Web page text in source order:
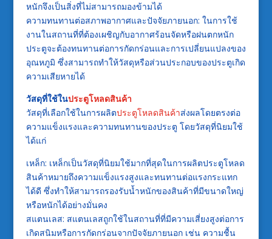
หนักจึงเป็นสิ่งที่ไม่สามารถมองข้ามได้
ความทนทานต่อสภาพอากาศและปัจจัยภายนอก: ในการใช้
งานในสถานที่ที่ต้องเผชิญกับอากาศร้อนจัดหรือฝนตกหนัก
ประตูจะต้องทนทานต่อการกัดกร่อนและการเปลี่ยนแปลงของ
อุณหภูมิ ซึ่งสามารถทำให้วัสดุหรือส่วนประกอบของประตูเกิด
ความเสียหายได้
วัสดุที่ใช้ในประตูโหลดสินค้า
วัสดุที่เลือกใช้ในการผลิตประตูโหลดสินค้าส่งผลโดยตรงต่อ
ความแข็งแรงและความทนทานของประตู โดยวัสดุที่นิยมใช้
ได้แก่
เหล็ก: เหล็กเป็นวัสดุที่นิยมใช้มากที่สุดในการผลิตประตูโหลด
สินค้าหมายถึงความแข็งแรงสูงและทนทานต่อแรงกระแทก
ได้ดี ซึ่งทำให้สามารถรองรับน้ำหนักของสินค้าที่มีขนาดใหญ่
หรือหนักได้อย่างมั่นคง
สแตนเลส: สแตนเลสถูกใช้ในสถานที่ที่มีความเสี่ยงสูงต่อการ
เกิดสนิมหรือการกัดกร่อนจากปัจจัยภายนอก เช่น ความชื้น